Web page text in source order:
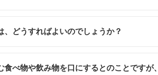
どうすればよいのでしょうか？
べ物や飲み物を口にするとのことですが、